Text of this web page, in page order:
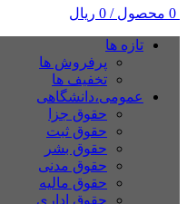
0 محصول /
0 ریال
تازه ها
پرفروش ها
تخفیف ها
عمومی،دانشگاهی
حقوق جزا
حقوق ثبت
حقوق بشر
حقوق مدنی
حقوق مالیه
حقوق اداری